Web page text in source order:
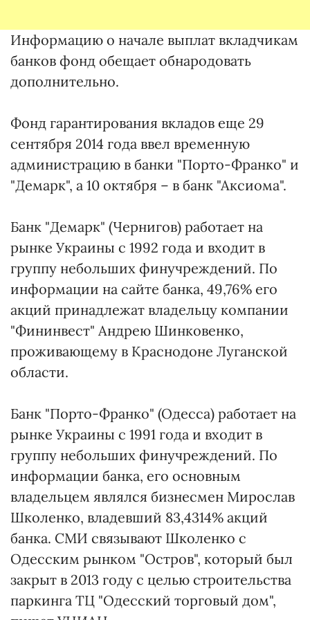
Информацию о начале выплат вкладчикам
банков фонд обещает обнародовать
дополнительно.
Фонд гарантирования вкладов еще 29
сентября 2014 года ввел временную
администрацию в банки "Порто-Франко" и
"Демарк", а 10 октября – в банк "Аксиома".
Банк "Демарк" (Чернигов) работает на
рынке Украины с 1992 года и входит в
группу небольших финучреждений. По
информации на сайте банка, 49,76% его
акций принадлежат владельцу компании
"Фининвест" Андрею Шинковенко,
проживающему в Краснодоне Луганской
области.
Банк "Порто-Франко" (Одесса) работает на
рынке Украины с 1991 года и входит в
группу небольших финучреждений. По
информации банка, его основным
владельцем являлся бизнесмен Мирослав
Школенко, владевший 83,4314% акций
банка. СМИ связывают Школенко с
Одесским рынком "Остров", который был
закрыт в 2013 году с целью строительства
паркинга ТЦ "Одесский торговый дом",